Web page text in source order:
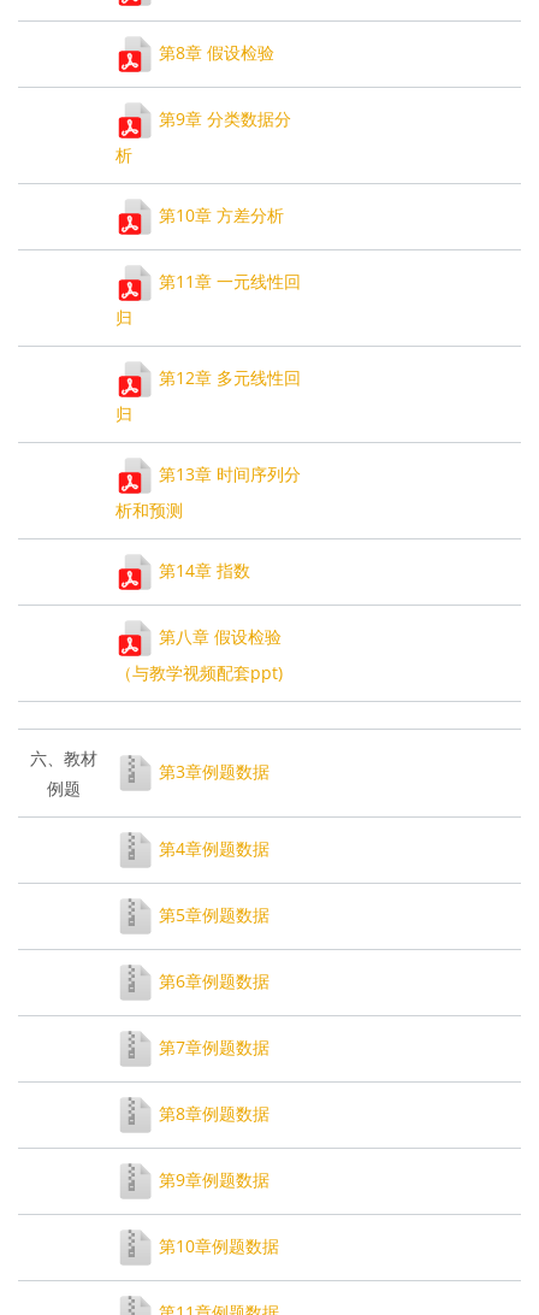
第8章 假设检验
第9章 分类数据分
析
第10章 方差分析
第11章 一元线性回
归
第12章 多元线性回
归
第13章 时间序列分
析和预测
第14章 指数
第八章 假设检验
（与教学视频配套ppt)
六、教材
例题
第3章例题数据
第4章例题数据
第5章例题数据
第6章例题数据
第7章例题数据
第8章例题数据
第9章例题数据
第10章例题数据